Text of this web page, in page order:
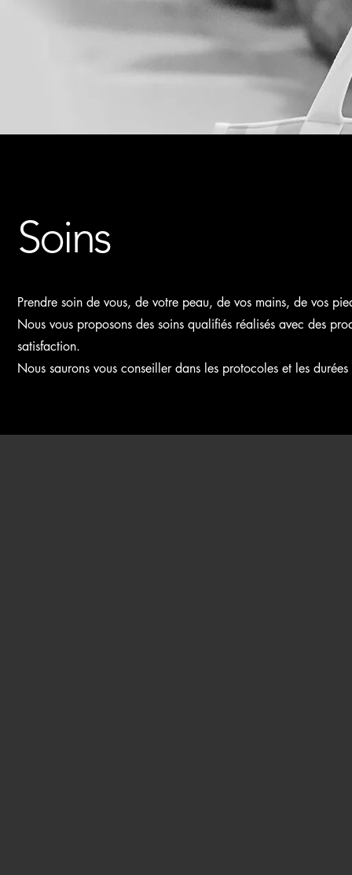
Soins
Prendre soin de vous, de votre peau, de vos mains, de vos
Nous vous proposons des soins qualifiés réalisés avec des
satisfaction.
Nous saurons vous conseiller dans les protocoles et les